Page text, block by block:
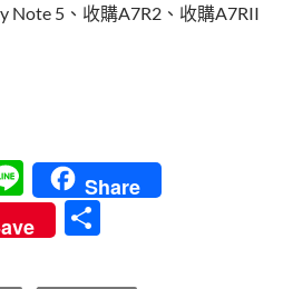
Note 5、收購A7R2、收購A7RII
Li
n
e
Share